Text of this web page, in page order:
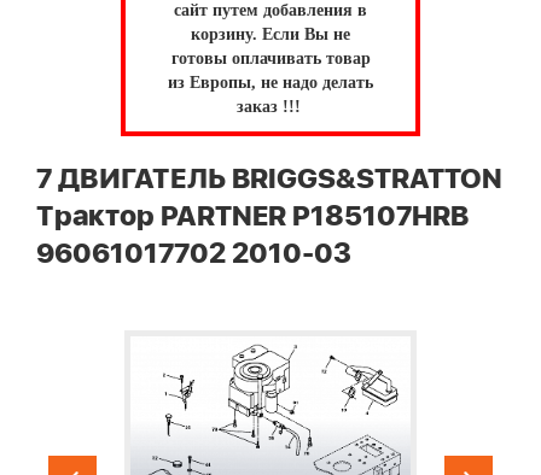
сайт путем добавления в
корзину. Если Вы не
готовы оплачивать товар
из Европы, не надо делать
заказ !!!
7 ДВИГАТЕЛЬ BRIGGS&STRATTON
Трактор PARTNER P185107HRB
96061017702 2010-03